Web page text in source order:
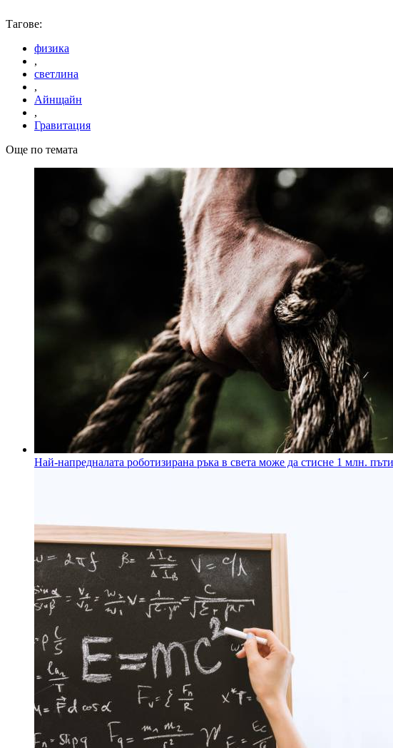
Тагове:
физика
,
светлина
,
Айнщайн
,
Гравитация
Още по темата
Най-напредналата роботизирана ръка в света може да стисне 1 млн.